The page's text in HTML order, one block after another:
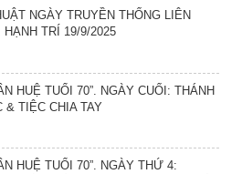
NGÀY TRUYỀN THỐNG LIÊN
HẠNH TRÍ 19/9/2025
HUỆ TUỔI 70”. NGÀY CUỐI: THÁNH
& TIỆC CHIA TAY
HUỆ TUỔI 70”. NGÀY THỨ 4: